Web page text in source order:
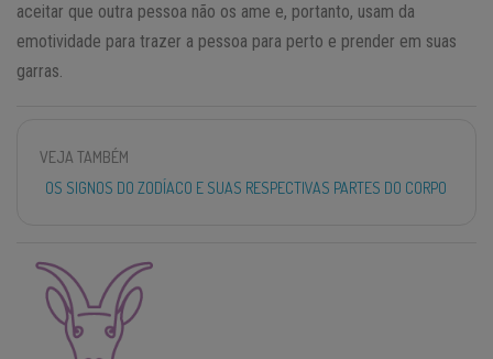
aceitar que outra pessoa não os ame e, portanto, usam da
emotividade para trazer a pessoa para perto e prender em suas
garras.
VEJA TAMBÉM
OS SIGNOS DO ZODÍACO E SUAS RESPECTIVAS PARTES DO CORPO